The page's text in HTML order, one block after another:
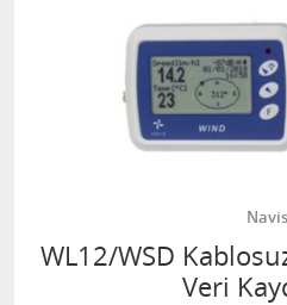
Navis
WL12/WSD
Veri